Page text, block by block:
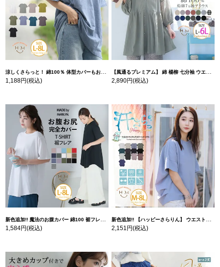
涼しくさらっと！ 綿100％ 体型カバーもお洒落も叶える 風合いコットン ゆるシルエット ドルマン | 大きいサイズの通販ならハッピーマリリン
1,188円(税込)
【風通るプレミアム】 綿 楊柳 七分袖 ウエストギャザー ブラウス | 大きいサイズの通販ならハッピーマリリン
2,890円(税込)
新色追加!! 魔法のお腹カバー 綿100 裾フレア Tシャツ | 大きいサイズの通販ならハッピーマリリン
1,584円(税込)
新色追加!! 【ハッピーさらりん】 ウエストタック入り スッキリ魅せ コクーントップス | 大きいサイズの通販ならハッピーマリリン
2,151円(税込)